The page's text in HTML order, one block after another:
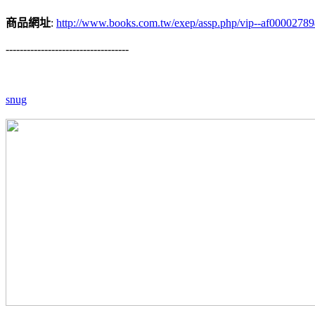
商品網址: http://www.books.com.tw/exep/assp.php/vip--
-----------------------------------
snug